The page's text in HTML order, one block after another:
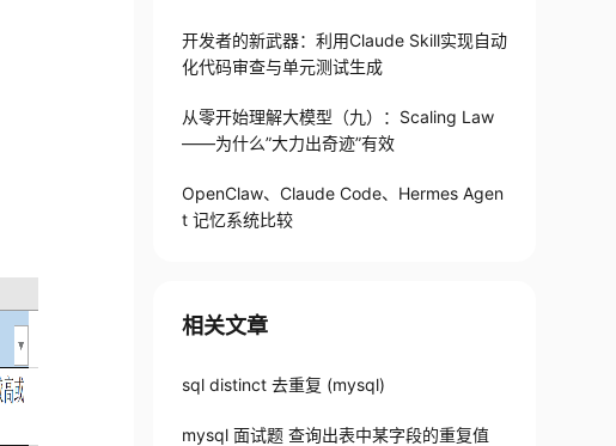
开发者的新武器：利用Claude Skill实现自动
化代码审查与单元测试生成
从零开始理解大模型（九）：Scaling Law
——为什么”大力出奇迹”有效
OpenClaw、Claude Code、Hermes Agen
t 记忆系统比较
相关文章
sql distinct 去重复 (mysql)
mysql 面试题 查询出表中某字段的重复值